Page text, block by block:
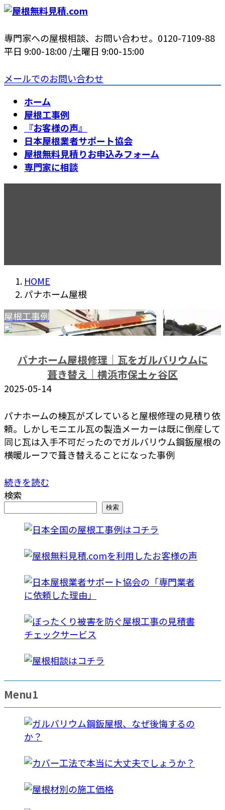
コ
テ
ン
へ
ス
ナ
ゲ
ー
ョ
ン
専門家への屋根相談、お問い合わせ。 0120-7109-88
平日 9:00-18:00 /土曜日 9:00-15:00
メールでのお問い合わせ
ホーム
屋根工事例
『お客様の声』
日本屋根業者サポート協会
屋根無料見積りお申込みフォーム
専門家に相談
HOME
パナホーム屋根
屋根工事例
パナホーム屋根修理｜瓦をガルバリウムに
葺き替え｜横浜市保土ヶ谷区
2025-05-14
パナホームの棟瓦がズレていると屋根修理の見積り依
頼。しかしモニエル瓦の製造メーカーは既に倒産して
同じ瓦は入手不可だったのでガルバリウム鋼鈑屋根の
横暖ルーフで葺き替えることになった事例
続きを読む
検索
検索
Menu1